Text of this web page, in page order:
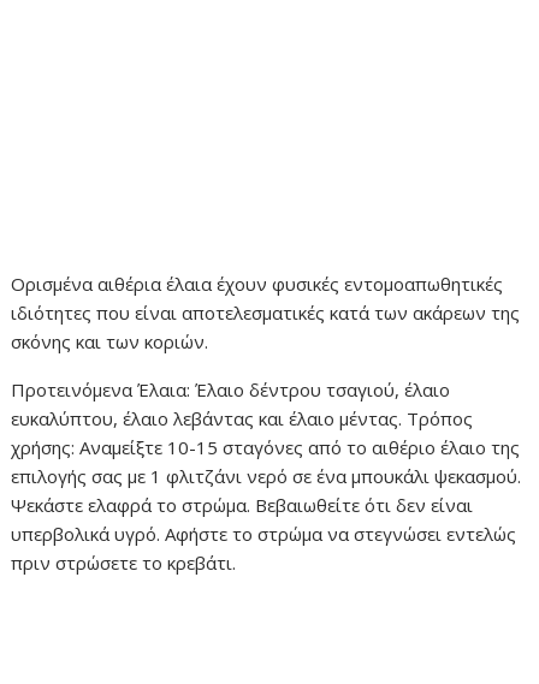
Ορισμένα αιθέρια έλαια έχουν φυσικές εντομοαπωθητικές
ιδιότητες που είναι αποτελεσματικές κατά των ακάρεων της
σκόνης και των κοριών.
Προτεινόμενα Έλαια: Έλαιο δέντρου τσαγιού, έλαιο
ευκαλύπτου, έλαιο λεβάντας και έλαιο μέντας. Τρόπος
χρήσης: Αναμείξτε 10-15 σταγόνες από το αιθέριο έλαιο της
επιλογής σας με 1 φλιτζάνι νερό σε ένα μπουκάλι ψεκασμού.
Ψεκάστε ελαφρά το στρώμα. Βεβαιωθείτε ότι δεν είναι
υπερβολικά υγρό. Αφήστε το στρώμα να στεγνώσει εντελώς
πριν στρώσετε το κρεβάτι.